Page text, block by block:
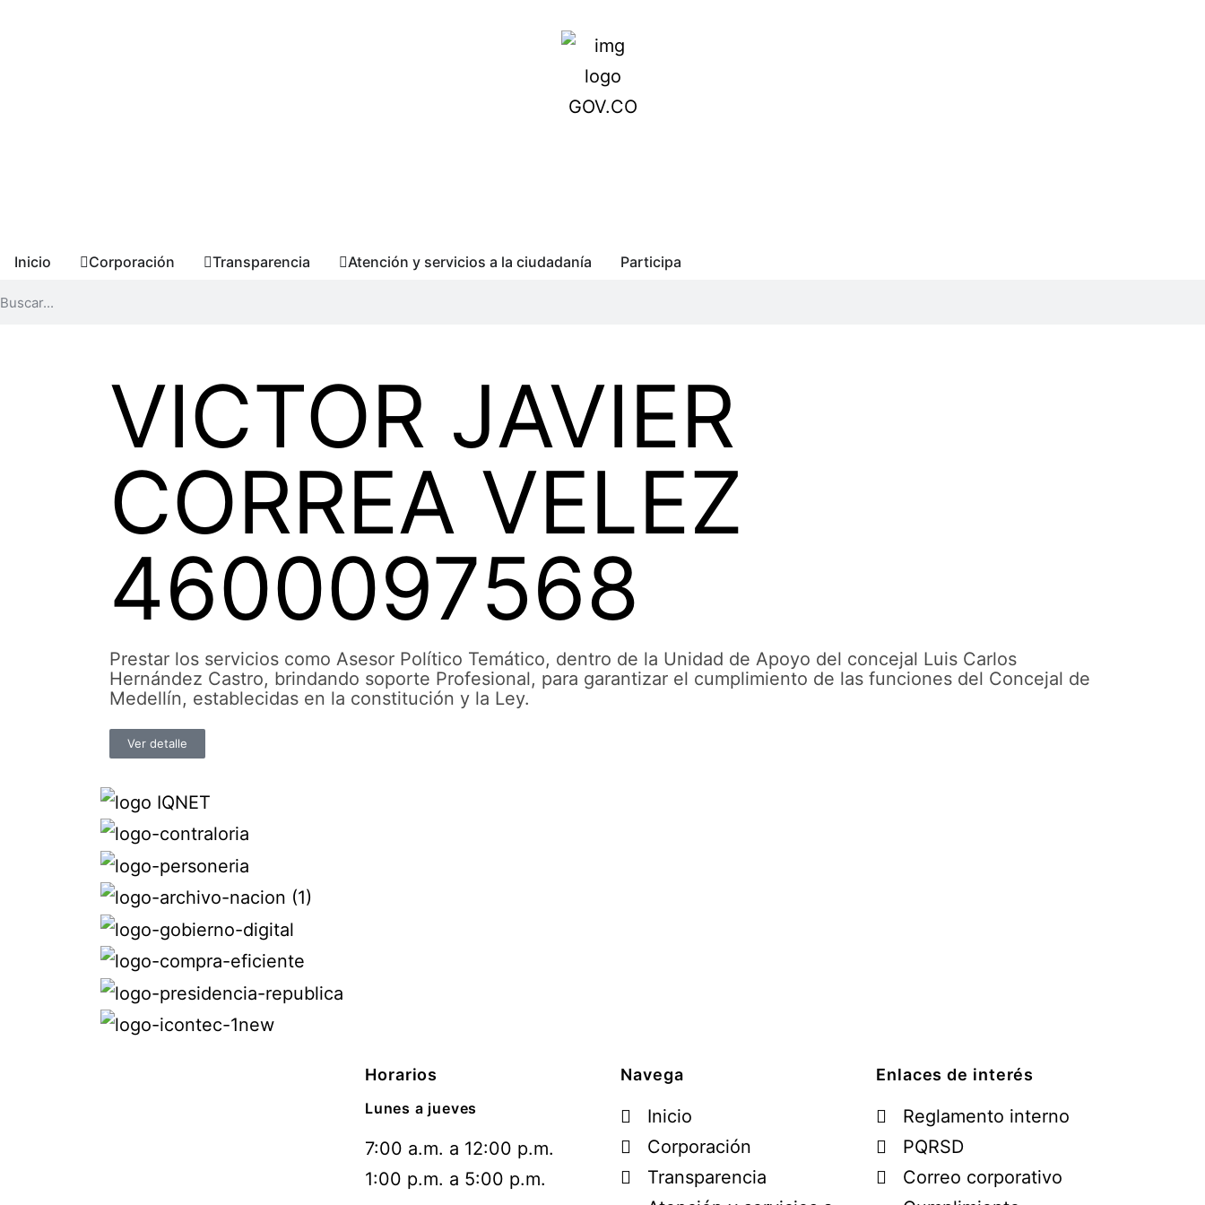
Inicio Corporación Transparencia Atención y servicios a la ciudadanía Participa
VICTOR JAVIER
CORREA VELEZ
4600097568
Prestar los servicios como Asesor Político Temático, dentro de la Unidad de Apoyo del concejal Luis Carlos
Hernández Castro, brindando soporte Profesional, para garantizar el cumplimiento de las funciones del Concejal de
Medellín, establecidas en la constitución y la Ley.
Ver detalle
Horarios
Lunes a jueves
7:00 a.m. a 12:00 p.m.
1:00 p.m. a 5:00 p.m.
Navega
Inicio
Corporación
Transparencia
Enlaces de interés
Reglamento interno
PQRSD
Correo corporativo